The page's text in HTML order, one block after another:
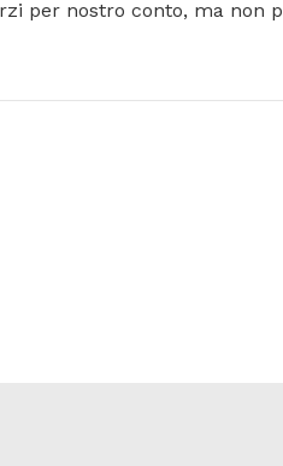
per nostro conto, ma non